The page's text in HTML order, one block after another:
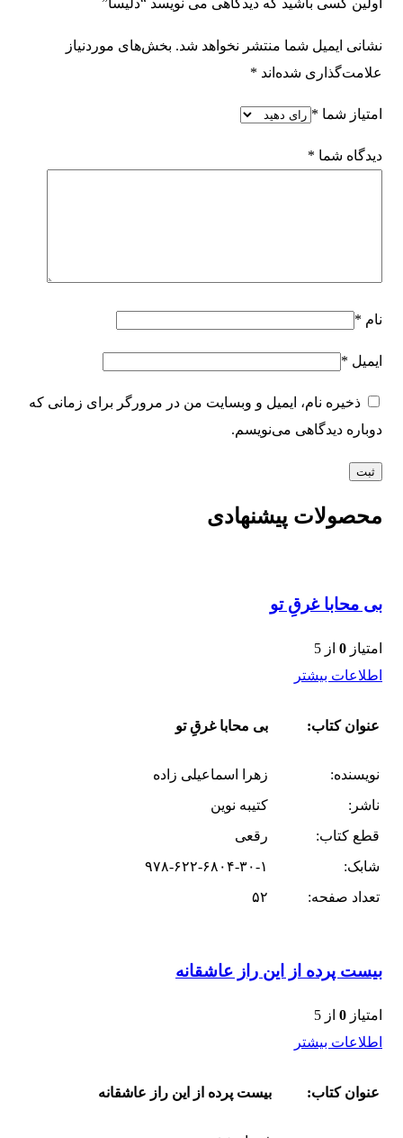
اولین کسی باشید که دیدگاهی می نویسد “دلیسا”
نشانی ایمیل شما منتشر نخواهد شد. بخش‌های موردنیاز
علامت‌گذاری شده‌اند *
امتیاز شما *
دیدگاه شما *
نام *
ایمیل *
ذخیره نام، ایمیل و وبسایت من در مرورگر برای زمانی که
دوباره دیدگاهی می‌نویسم.
محصولات پیشنهادی
بی محابا غرقِ تو
امتیاز 0 از 5
اطلاعات بیشتر
عنوان کتاب: بی محابا غرقِ تو
نویسنده:
زهرا اسماعیلی زاده
ناشر:
کتیبه نوین
قطع کتاب:
رقعی
شابک:
۹۷۸-۶۲۲-۶۸۰۴-۳۰-۱
تعداد صفحه:
۵۲
بیست پرده از این راز عاشقانه
امتیاز 0 از 5
اطلاعات بیشتر
عنوان کتاب: بیست پرده از این راز عاشقانه